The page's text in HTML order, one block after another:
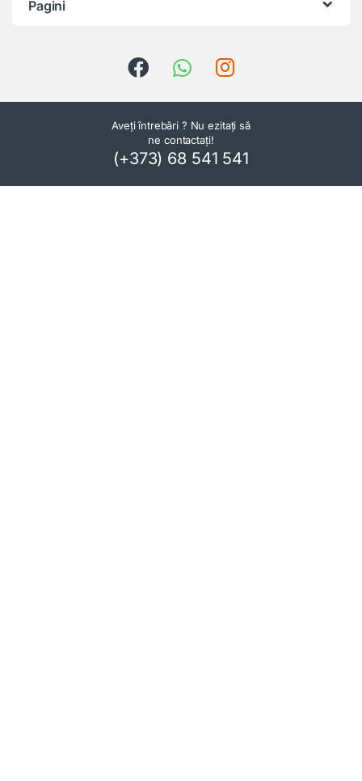
Pagini
Aveți întrebări ? Nu ezitați să
ne contactați!
(+373) 68 541 541